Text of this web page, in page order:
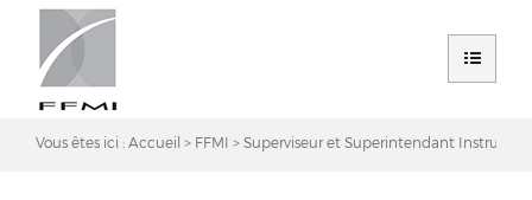
Vous êtes ici : Accueil FFMI Superviseur et Superintendant